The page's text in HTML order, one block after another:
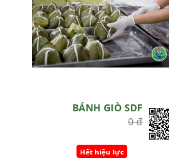
BÁNH GIÒ SDF
0 đ
Hết hiệu lực